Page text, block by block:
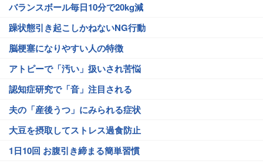
バランスボール毎日10分で20kg減
躁状態引き起こしかねないNG行動
脳梗塞になりやすい人の特徴
アトピーで「汚い」扱いされ苦悩
認知症研究で「音」注目される
夫の「産後うつ」にみられる症状
大豆を摂取してストレス過食防止
1日10回 お腹引き締まる簡単習慣